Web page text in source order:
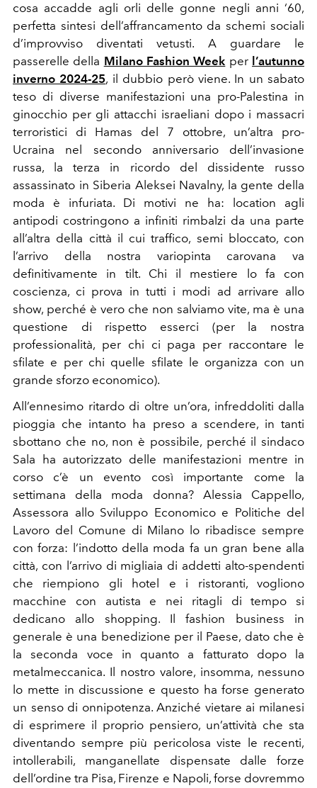
cosa accadde agli orli delle gonne negli anni ‘60,
perfetta sintesi dell’affrancamento da schemi sociali
d’improvviso diventati vetusti. A guardare le
passerelle della Milano Fashion Week per l’autunno
inverno 2024-25, il dubbio però viene. In un sabato
teso di diverse manifestazioni una pro-Palestina in
ginocchio per gli attacchi israeliani dopo i massacri
terroristici di Hamas del 7 ottobre, un’altra pro-
Ucraina nel secondo anniversario dell’invasione
russa, la terza in ricordo del dissidente russo
assassinato in Siberia Aleksei Navalny, la gente della
moda è infuriata. Di motivi ne ha: location agli
antipodi costringono a infiniti rimbalzi da una parte
all’altra della città il cui traffico, semi bloccato, con
l’arrivo della nostra variopinta carovana va
definitivamente in tilt. Chi il mestiere lo fa con
coscienza, ci prova in tutti i modi ad arrivare allo
show, perché è vero che non salviamo vite, ma è una
questione di rispetto esserci (per la nostra
professionalità, per chi ci paga per raccontare le
sfilate e per chi quelle sfilate le organizza con un
grande sforzo economico).
All’ennesimo ritardo di oltre un’ora, infreddoliti dalla
pioggia che intanto ha preso a scendere, in tanti
sbottano che no, non è possibile, perché il sindaco
Sala ha autorizzato delle manifestazioni mentre in
corso c’è un evento così importante come la
settimana della moda donna? Alessia Cappello,
Assessora allo Sviluppo Economico e Politiche del
Lavoro del Comune di Milano lo ribadisce sempre
con forza: l’indotto della moda fa un gran bene alla
città, con l’arrivo di migliaia di addetti alto-spendenti
che riempiono gli hotel e i ristoranti, vogliono
macchine con autista e nei ritagli di tempo si
dedicano allo shopping. Il fashion business in
generale è una benedizione per il Paese, dato che è
la seconda voce in quanto a fatturato dopo la
metalmeccanica. Il nostro valore, insomma, nessuno
lo mette in discussione e questo ha forse generato
un senso di onnipotenza.Anziché vietare ai milanesi
di esprimere il proprio pensiero, un’attività che sta
diventando sempre più pericolosa viste le recenti,
intollerabili, manganellate dispensate dalle forze
dell’ordine tra Pisa, Firenze e Napoli, forse dovremmo